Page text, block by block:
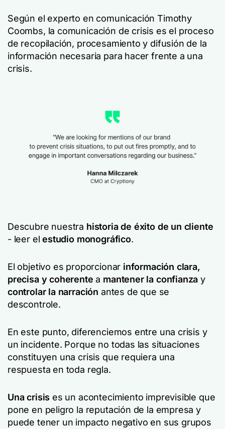
Según el experto en comunicación Timothy
Coombs, la comunicación de crisis es el proceso
de recopilación, procesamiento y difusión de la
información necesaria para hacer frente a una
crisis.
Descubre nuestra historia de éxito de un cliente
- leer elestudio monográfico.
El objetivo es proporcionar información clara,
precisa y coherente a mantener la confianza y
controlar la narración antes de que se
descontrole.
En este punto, diferenciemos entre una crisis y
un incidente. Porque no todas las situaciones
constituyen una crisis que requiera una
respuesta en toda regla.
Una crisis es un acontecimiento imprevisible que
pone en peligro la reputación de la empresa y
puede tener un impacto negativo en sus grupos